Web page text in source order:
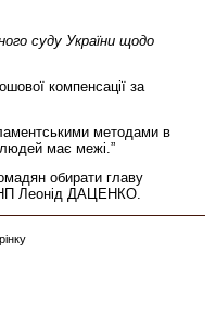
суду України щодо
компенсації за
методами в
має межі.”
обирати главу
УНП Леонід ДАЦЕНКО.